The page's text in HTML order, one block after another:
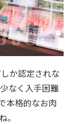
か認定されな
なく入手困難
本格的なお肉
。